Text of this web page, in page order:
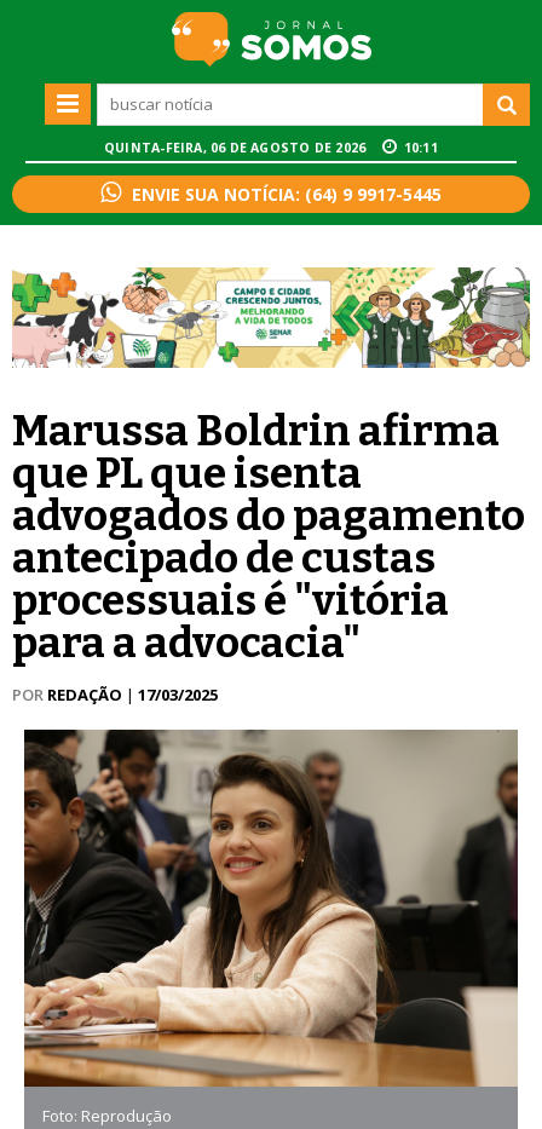
QUINTA-FEIRA, 06 DE AGOSTO DE 2026 10:11
ENVIE SUA NOTÍCIA: (64) 9 9917-5445
Marussa Boldrin afirma
que PL que isenta
advogados do pagamento
antecipado de custas
processuais é "vitória
para a advocacia"
POR REDAÇÃO | 17/03/2025
Foto: Reprodução